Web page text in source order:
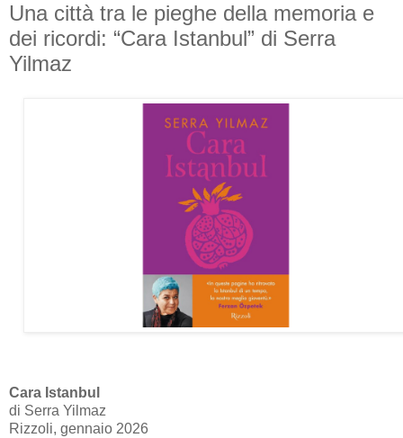
Una città tra le pieghe della memoria e
dei ricordi: “Cara Istanbul” di Serra
Yilmaz
Cara Istanbul
di Serra Yilmaz
Rizzoli, gennaio 2026